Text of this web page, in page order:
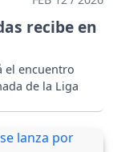
recibe en
el encuentro
de la Liga